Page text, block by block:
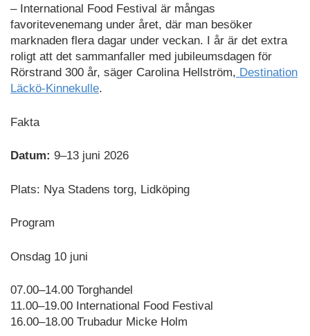
– International Food Festival är mångas
favoritevenemang under året, där man besöker
marknaden flera dagar under veckan. I år är det extra
roligt att det sammanfaller med jubileumsdagen för
Rörstrand 300 år, säger Carolina Hellström, Destination
Läckö-Kinnekulle.
Fakta
Datum: 9–13 juni 2026
Plats: Nya Stadens torg, Lidköping
Program
Onsdag 10 juni
07.00–14.00 Torghandel
11.00–19.00 International Food Festival
16.00–18.00 Trubadur Micke Holm